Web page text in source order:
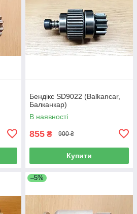
Бендікс SD9022 (Balkancar,
Балканкар)
В наявності
855 ₴ 900 ₴
Купити
–5%